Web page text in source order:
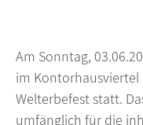
Am Sonntag,
im
Welterbefest statt.
umfänglich für die